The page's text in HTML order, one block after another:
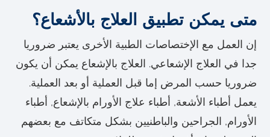
متى يمكن تطبيق العلاج بالأشعاع؟
إن العمل مع الإختصاصات الطبية الأخرى يعتبر ضروريا
جدا في العلاج الإشعاعي. العلاج بالإشعاع يمكن أن يكون
ضروريا حسب المرض إما قبل العملية أو بعد العملية.
يعمل أطباء الأشعة, أطباء علاج الأورام بالإشعاع, أطباء
الأورام, الجراحين والباطنيين بشكل متكاتف مع بعضهم